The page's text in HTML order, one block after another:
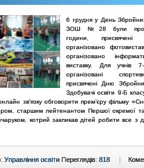
6 грудня у День
ЗОШ №28 були
години, присвячені
організовано
організовано
виставку. Для учнів
організовані
присвячені Дню
Здобувачі освіти 9-Б
зв’язку обговорити прем’єру фільму
старшим лейтенантом Першої окремої
котрий закликав дітей робити все з
Управління освіти Переглядів: 818 |